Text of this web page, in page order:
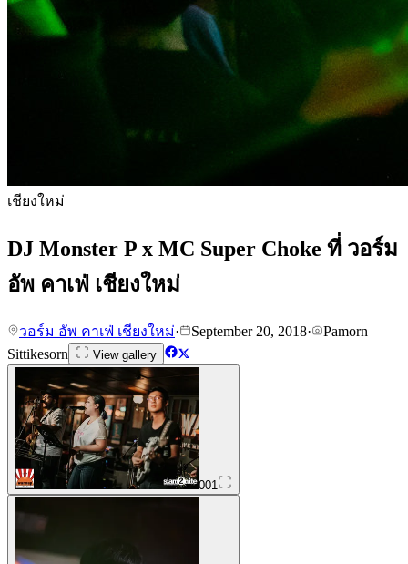
เชียงใหม่
DJ Monster P x MC Super Choke ที่ วอร์ม
อัพ คาเฟ่ เชียงใหม่
วอร์ม อัพ คาเฟ่ เชียงใหม่· September 20, 2018·
Pamorn
Sittikesorn
View gallery
001